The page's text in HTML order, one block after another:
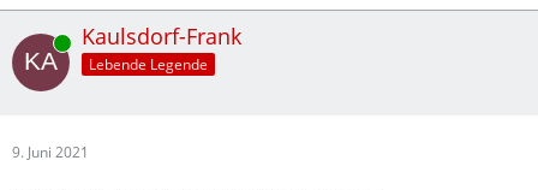
Online Kaulsdorf-Frank
Lebende Legende
9. Juni 2021